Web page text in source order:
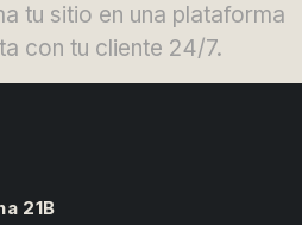
tu sitio en una plataforma
con tu cliente 24/7.
21B